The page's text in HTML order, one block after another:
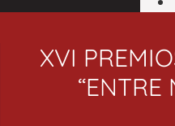
XVI
“ENTRE